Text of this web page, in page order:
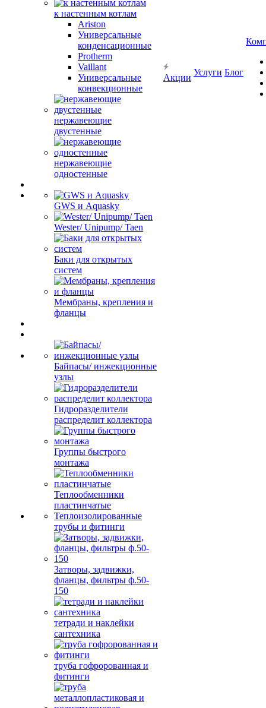
к настенным котлам
Ariston
Универсальные
конденсационные
Protherm
Vaillant
Универсальные
конвекционные
нержавеющие
двустенные
нержавеющие
одностенные
GWS и Aquasky
Wester/ Unipump/ Taen
Баки для открытых
систем
Мембраны, крепления и
фланцы
Байпасы/ инжекционные
узлы
Гидроразделители
распределит коллектора
Группы быстрого
монтажа
Теплообменники
пластинчатые
Теплоизолированные
трубы и фитинги
Затворы, задвижки,
фланцы, фильтры ф.50-
150
тетради и наклейки
сантехника
труба гофророванная и
фитинги
Акции
Услуги Блог